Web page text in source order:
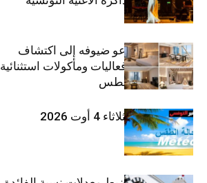
وإنتاجها الجديد
ذا إتش دبي يدعو ضيوفه إلى اكتشاف
تجارب إقامة وفعاليات ومأكولات استثنائية
خلال شهر أغسطس
طقس اليوم الثلاثاء 4 أوت 2026